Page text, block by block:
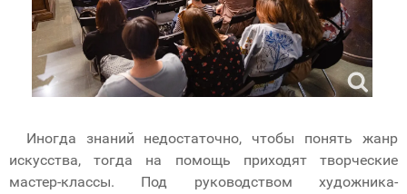
Иногда знаний недостаточно, чтобы понять жанр
искусства, тогда на помощь приходят творческие
мастер-классы. Под руководством художника-